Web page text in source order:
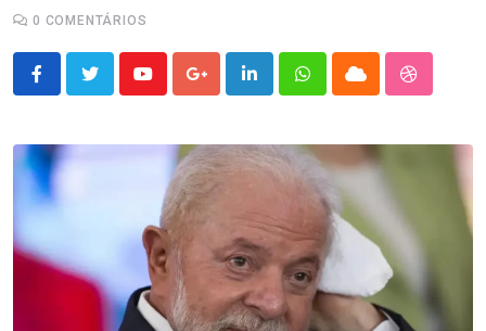
0 COMENTÁRIOS
YoutubeGoogle+LinkedInWhatsappCloud